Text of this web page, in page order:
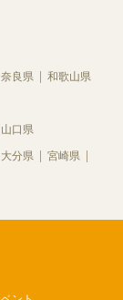
奈良県 和歌山県
山口県
大分県
宮崎県